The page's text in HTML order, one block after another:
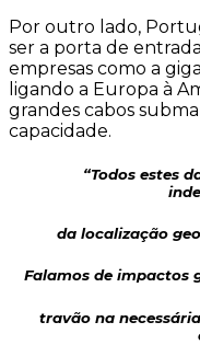
Por outro lado,
ser a porta de
empresas como a
ligando a Europa à
grandes cabos
capacidade.
“Todos estes
da localização
Falamos de impactos
travão na